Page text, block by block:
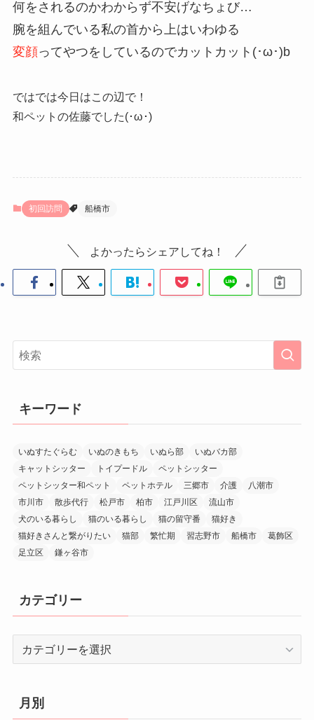
何をされるのかわからず不安げなちょび…
腕を組んでいる私の首から上はいわゆる
変顔ってやつをしているのでカットカット(･ω･)b
ではでは今日はこの辺で！
和ペットの佐藤でした(･ω･)
初回訪問 船橋市
よかったらシェアしてね！
キーワード
いぬすたぐらむ いぬのきもち いぬら部
いぬバカ部
キャットシッター
トイプードル
ペットシッター
ペットシッター和ペット
ペットホテル 三郷市 介護
八潮市
市川市
散歩代行 松戸市 柏市 江戸川区
流山市
犬のいる暮らし
猫のいる暮らし 猫の留守番
猫好き
猫好きさんと繋がりたい
猫部 繁忙期 習志野市 船橋市
葛飾区
足立区
鎌ヶ谷市
カテゴリー
リ
ー
月別